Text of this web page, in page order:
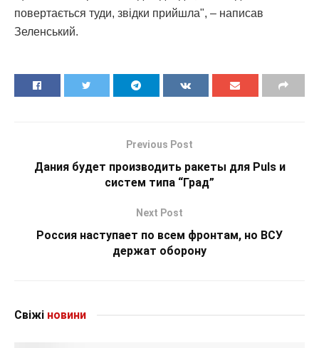
повертається туди, звідки прийшла", – написав
Зеленський.
Previous Post
Дания будет производить ракеты для Puls и
систем типа “Град”
Next Post
Россия наступает по всем фронтам, но ВСУ
держат оборону
Свіжі новини